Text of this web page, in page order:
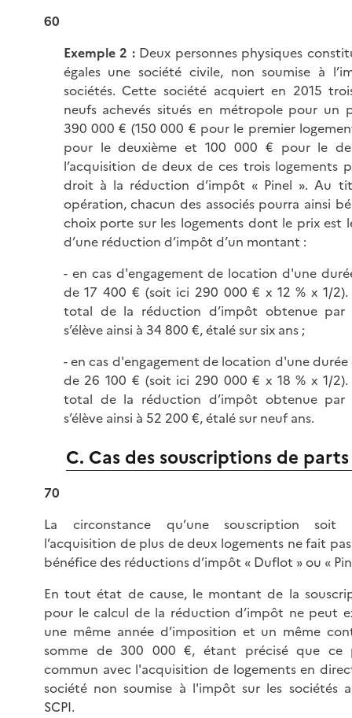
60
Exemple 2 : Deux personnes physiques
égales une société civile, non soumise à
sociétés. Cette société acquiert en 2015
neufs achevés situés en métropole pour un
390 000 € (150 000 € pour le premier
pour le deuxième et 100 000 € pour le
l’acquisition de deux de ces trois logements
droit à la réduction d’impôt « Pinel ». Au
opération, chacun des associés pourra ainsi
choix porte sur les logements dont le prix est
d’une réduction d’impôt d’un montant :
- en cas d'engagement de location d'une
de 17 400 € (soit ici 290 000 € x 12 % x 1/
total de la réduction d’impôt obtenue par
s’élève ainsi à 34 800 €, étalé sur six ans ;
- en cas d'engagement de location d'une durée
de 26 100 € (soit ici 290 000 € x 18 % x 1/
total de la réduction d’impôt obtenue par
s’élève ainsi à 52 200 €, étalé sur neuf ans.
C. Cas des souscriptions de
70
La circonstance qu’une souscription soit
l’acquisition de plus de deux logements ne fait
bénéfice des réductions d’impôt « Duflot » ou «
En tout état de cause, le montant de la
pour le calcul de la réduction d’impôt ne peut
une même année d’imposition et un même
somme de 300 000 €, étant précisé que ce
commun avec l'acquisition de logements en
société non soumise à l'impôt sur les sociétés
SCPI.